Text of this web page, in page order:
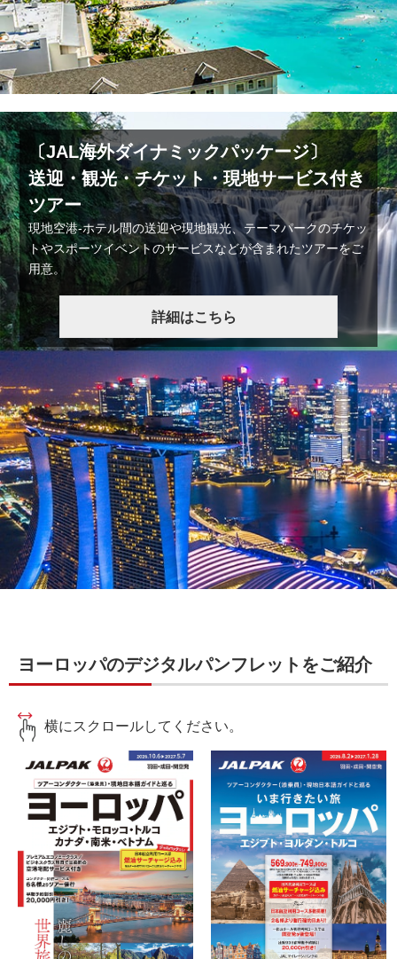
〔JAL海外ダイナミックパッケージ〕
送迎・観光・チケット・現地サービス付き
ツアー
現地空港-ホテル間の送迎や現地観光、テーマパークのチケッ
トやスポーツイベントのサービスなどが含まれたツアーをご
用意。
詳細はこちら
ヨーロッパのデジタルパンフレットをご紹介
横にスクロールしてください。